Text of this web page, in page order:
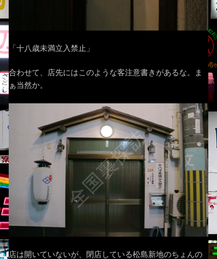
「十八歳未満立入禁止」
合わせて、店先にはこのような客注意書きがあるな。ま
ぁ当然か。
店は開いていないが、閉店している松島新地のちょんの